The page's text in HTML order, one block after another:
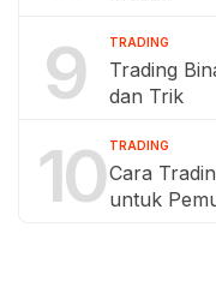
9 TRADING
Trading
dan Trik
10 TRADING
Cara
untuk